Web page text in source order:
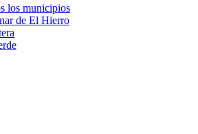
los municipios
de El Hierro